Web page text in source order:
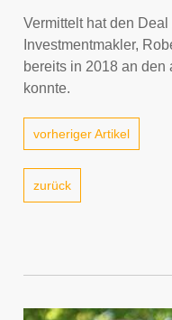
Vermittelt hat den
Investmentmakler,
bereits in 2018 an
konnte.
vorheriger Artikel
zurück